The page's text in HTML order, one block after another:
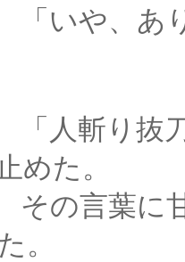
がたい
斎」で
めた。
えてし
。